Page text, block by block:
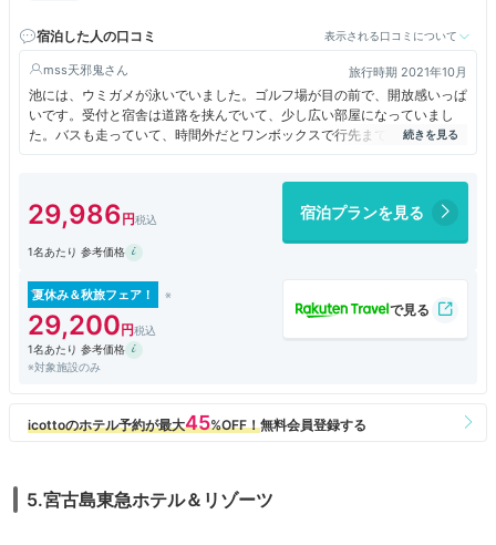
より
宿泊した人の口コミ 表示される口コミについて
mss天邪鬼 旅行時期 2021年10月
池には、ウミガメが泳いでいました。ゴルフ場が目の前で、開放感いっぱ
いです。受付と宿舎は道路を挟んでいて、少し広い部屋になっていまし
た。バスも走っていて、時間外だとワンボックスで行先まで届けてくれま
す。
29,986 宿泊プランを見る
1名あたり 参考価格
夏休み＆秋旅フェア！
29,200
1名あたり 参考価格
※対象施設のみ
5.宮古島東急ホテル＆リゾーツ